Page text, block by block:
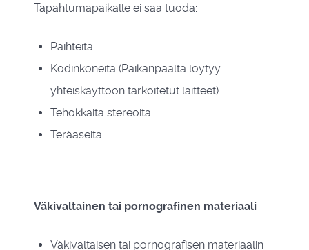
Tapahtumapaikalle ei saa tuoda:
Päihteitä
Kodinkoneita (Paikanpäältä löytyy
yhteiskäyttöön tarkoitetut laitteet)
Tehokkaita stereoita
Teräaseita
Väkivaltainen tai pornografinen materiaali
Väkivaltaisen tai pornografisen materiaalin